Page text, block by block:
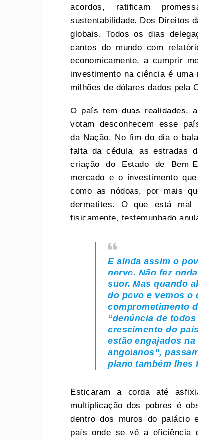
acordos, ratificam
sustentabilidade. Dos Direitos
globais. Todos os dias
cantos do mundo com
economicamente, a cumprir
investimento na ciência é uma
milhões de dólares dados pela
O país tem duas realidades,
votam desconhecem esse
da Nação. No fim do dia o
falta da cédula, as estradas
criação do Estado de Bem-
mercado e o investimento
como as nódoas, por mais
dermatites. O que está
fisicamente, testemunhado
E ainda assim o
nervo. Não fez
suor. Mas quando
do povo e vemos o
comprometimento
“denúncia de
crescimento do
estão engajados
angolanos”,
plano também lhes
Esticaram a corda até
multiplicação dos pobres é
dentro dos muros do palácio
país onde se vê a eficiência